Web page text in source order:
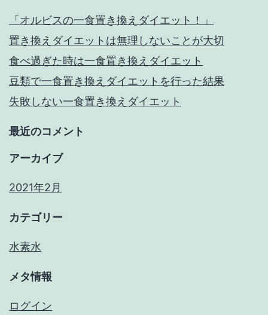
「オルビスの一食置き換えダイエット！」
置き換えダイエットは無理しないことが大切
食べ過ぎた時は一食置き換えダイエット
豆類で一食置き換えダイエットを行った結果
失敗しない一食置き換えダイエット
最近のコメント
アーカイブ
2021年2月
カテゴリー
水素水
メタ情報
ログイン